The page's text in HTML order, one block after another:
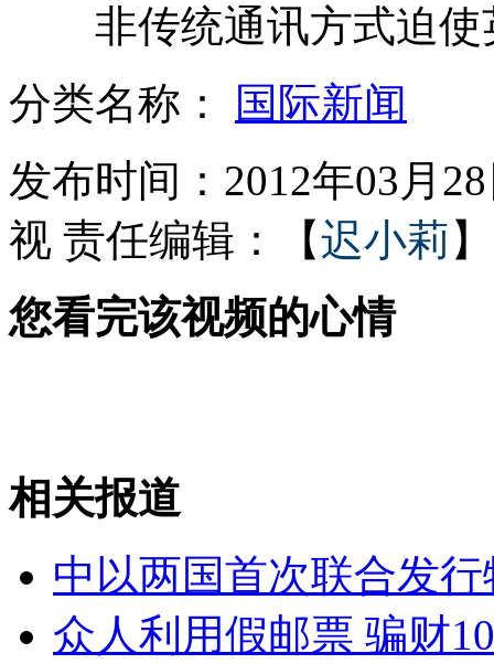
美客机因机长精神失控迫降
舒淇为甄子丹无辜成“炮灰”
山西运城恶犬咬伤多人 警民合力深夜将其击毙
女孩北京地铁殴打老人 痛下狠手拳打脚踢
非传统通讯方式迫使
分类名称：
国际新闻
发布时间：2012年03月
视 责任编辑：【迟小莉 】
您看完该视频的心情
相关报道
中以两国首次联合发
众人利用假邮票 骗财